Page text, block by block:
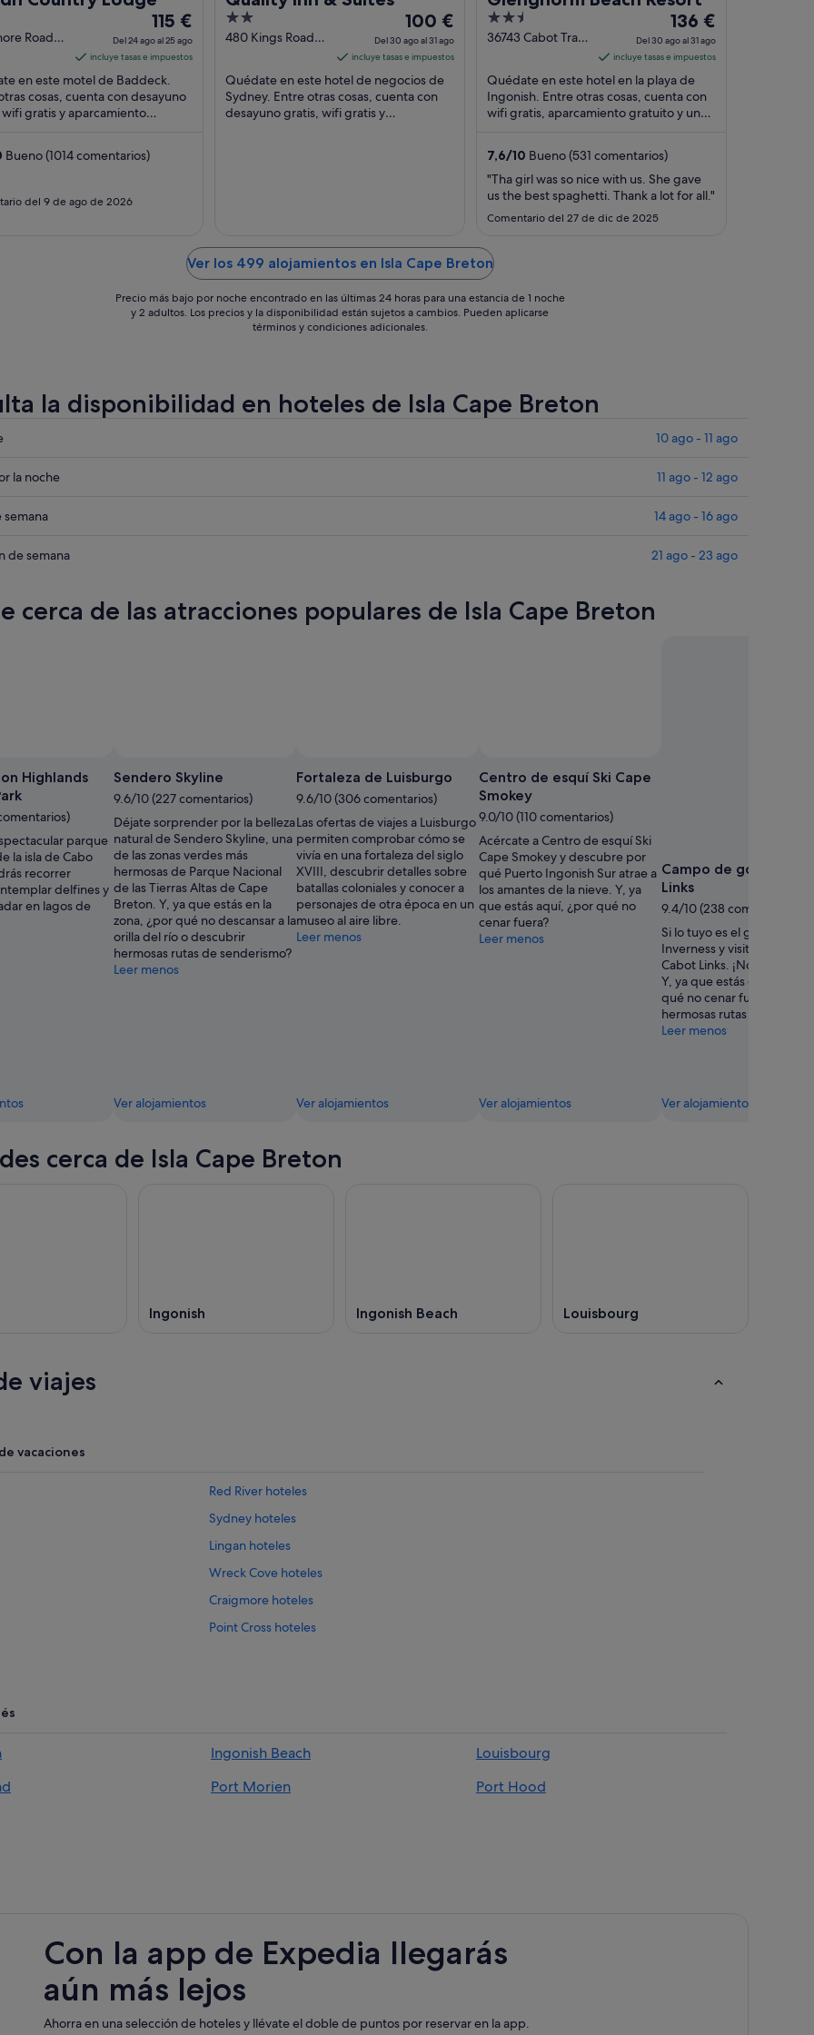
Road
El
precio
es
de
115 €
por
115 €
Del 24 ago al 25 ago
incluye tasas e impuestos
en este motel de Baddeck.
cosas, cuenta con desayuno
gratis y aparcamiento
Bueno (1014 comentarios)
del 9 de ago de 2026
2
out
5
480 Kings Road
El
precio
es
de
100 €
ago
100 €
Del 30 ago al 31 ago
incluye tasas e impuestos
Quédate en este hotel de negocios de
Sydney. Entre otras cosas, cuenta con
desayuno gratis, wifi gratis y
2.5
out
5
36743 Cabot Trail
El
precio
es
de
136 €
por
ago
136 €
Del 30 ago al 31 ago
incluye tasas e impuestos
Quédate en este hotel en la playa de
Ingonish. Entre otras cosas, cuenta con
wifi gratis, aparcamiento gratuito y una
7,6/10 Bueno (531 comentarios)
"Tha girl was so nice with us. She gave
us the best spaghetti. Thank a lot for all."
Comentario del 27 de dic de 2025
Ver los 499 alojamientos en Isla Cape Breton
Precio más bajo por noche encontrado en las últimas 24 horas para una estancia de 1 noche
y 2 adultos. Los precios y la disponibilidad están sujetos a cambios. Pueden aplicarse
términos y condiciones adicionales.
la disponibilidad en hoteles de Isla Cape Breton
10 ago - 11 ago
la noche 11 ago - 12 ago
semana 14 ago - 16 ago
de semana 21 ago - 23 ago
cerca de las atracciones populares de Isla Cape Breton
Highlands
parque
la isla de Cabo
recorrer
delfines y
en lagos de
gratuita
de
Ryan
Travels
&
Eats
Sendero Skyline
9.6/10 (227 comentarios)
Déjate sorprender por la belleza
natural de Sendero Skyline, una
de las zonas verdes más
hermosas de Parque Nacional
de las Tierras Altas de Cape
Breton. Y, ya que estás en la
zona, ¿por qué no descansar a la
orilla del río o descubrir
hermosas rutas de senderismo?
Leer menos
Ver alojamientos
Fortaleza de Luisburgo
9.6/10 (306 comentarios)
Las ofertas de viajes a Luisburgo
permiten comprobar cómo se
vivía en una fortaleza del siglo
XVIII, descubrir detalles sobre
batallas coloniales y conocer a
personajes de otra época en un
museo al aire libre.
Leer menos
Ver alojamientos
Centro de esquí Ski Cape
Smokey
9.0/10 (110 comentarios)
Acércate a Centro de esquí Ski
Cape Smokey y descubre por
qué Puerto Ingonish Sur atrae a
los amantes de la nieve. Y, ya
que estás aquí, ¿por qué no
cenar fuera?
Leer menos
Ver alojamientos
Campo de golf Cabot
Links
9.4/10 (238 comentarios)
Si lo tuyo es el golf,
Inverness y visita Campo
Cabot Links. ¡No te
Y, ya que estás en la zona,
qué no cenar fuera o
hermosas rutas de
Leer menos
Ver alojamientos
cerca de Isla Cape Breton
Ingonish Ingonish Beach Louisbourg
viajes
vacaciones
Red River hoteles
Sydney hoteles
Lingan hoteles
Wreck Cove hoteles
Craigmore hoteles
Point Cross hoteles
Frankville hoteles
Cape Auguet hoteles
Inverness hoteles
Havre Boucher hoteles
Cape George hoteles
Ingonish Beach
Louisbourg
Port Morien
Port Hood
Con la app de Expedia llegarás
aún más lejos
Ahorra en una selección de hoteles y llévate el doble de puntos por reservar en la app.